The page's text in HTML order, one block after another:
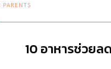
PARENTS
10 อาหารช่วย